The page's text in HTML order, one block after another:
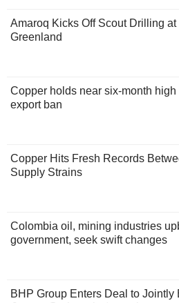
Amaroq Kicks Off Scout Drilling
Greenland
Copper holds near six-month
export ban
Copper Hits Fresh Records
Supply Strains
Colombia oil, mining industries
government, seek swift changes
BHP Group Enters Deal to Jointly